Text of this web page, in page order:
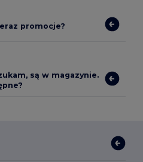
promocje?
są w magazynie.